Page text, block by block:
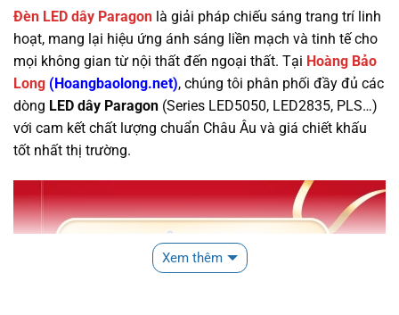
Đèn LED dây Paragon là giải pháp chiếu sáng trang trí linh
hoạt, mang lại hiệu ứng ánh sáng liền mạch và tinh tế cho
mọi không gian từ nội thất đến ngoại thất. Tại Hoàng Bảo
Long (Hoangbaolong.net), chúng tôi phân phối đầy đủ các
dòng LED dây Paragon (Series LED5050, LED2835, PLS…)
với cam kết chất lượng chuẩn Châu Âu và giá chiết khấu
tốt nhất thị trường.
Xem thêm